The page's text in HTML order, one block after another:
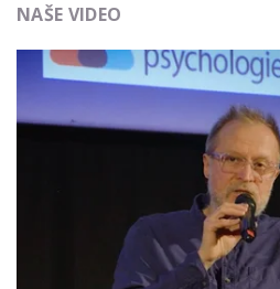
NAŠE VIDEO